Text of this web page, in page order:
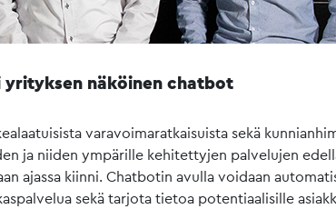
yrityksen näköinen chatbot
varavoimaratkaisuista sekä
ja niiden ympärille kehitettyjen palvelujen
ajassa kiinni. Chatbotin avulla voidaan
sekä tarjota tietoa potentiaalisille